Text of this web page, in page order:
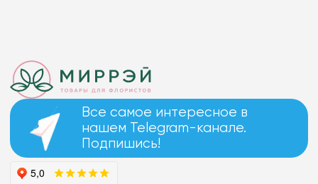
Все самое интересное в
нашем Telegram-канале.
Подпишись!